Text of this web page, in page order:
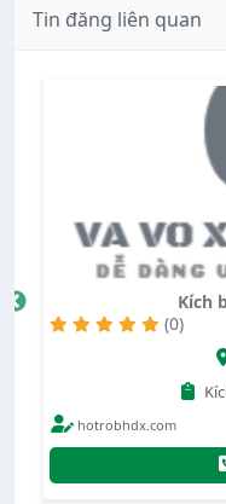
Tin đăng liên quan
Kích bình Miếu ông Cù
Kích bình Miếu ông Cù